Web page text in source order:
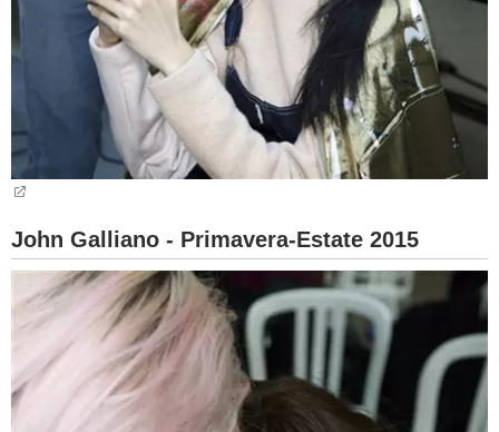
John Galliano - Primavera-Estate 2015